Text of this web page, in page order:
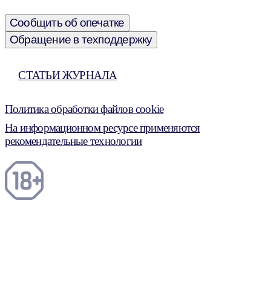
Сообщить об опечатке
Обращение в техподдержку
СТАТЬИ ЖУРНАЛА
Политика обработки файлов cookie
На информационном ресурсе применяются
рекомендательные технологии